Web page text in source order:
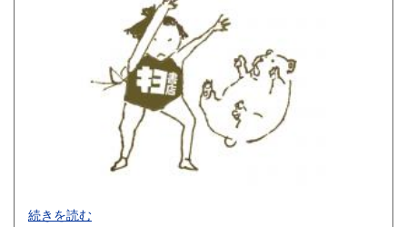
600円 大分県
600円 鹿児島県
600円
続きを読む